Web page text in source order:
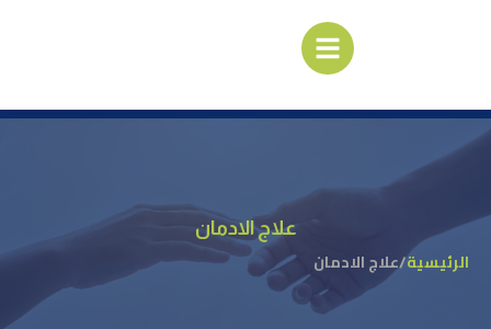
علاج الادمان
الرئيسية/علاج الادمان